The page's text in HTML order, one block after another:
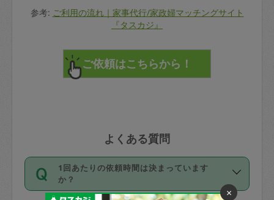
参考: ご利用の流れ｜家事代行/家政婦マッチングサイト
『タスカジ』
よくある質問
1回あたりの依頼時間は決まっています
か？
×